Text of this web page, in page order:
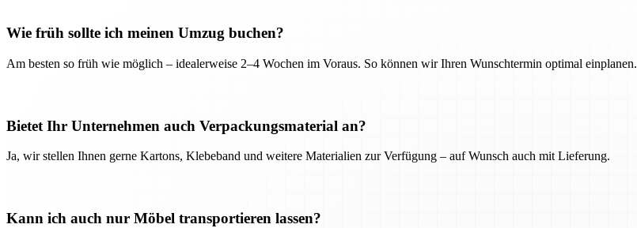
Wie früh sollte ich meinen Umzug buchen?
Am besten so früh wie möglich – idealerweise 2–4 Wochen im Voraus. So können wir Ihren Wunschtermin optimal einplanen.
Bietet Ihr Unternehmen auch Verpackungsmaterial an?
Ja, wir stellen Ihnen gerne Kartons, Klebeband und weitere Materialien zur Verfügung – auf Wunsch auch mit Lieferung.
Kann ich auch nur Möbel transportieren lassen?